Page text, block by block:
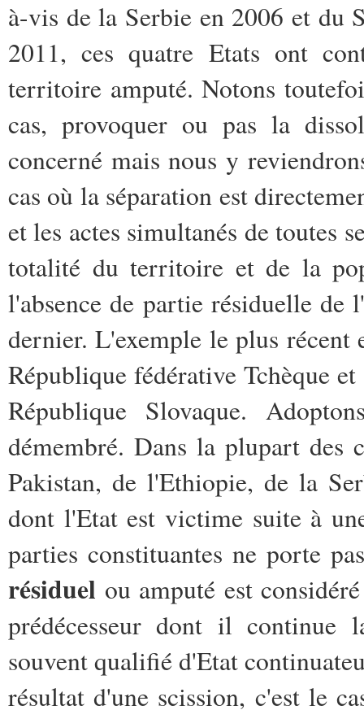
à-vis de la Serbie en 2006 et du
2011, ces quatre Etats ont
territoire amputé. Notons
cas, provoquer ou pas la
concerné mais nous y
cas où la séparation est
et les actes simultanés de toutes
totalité du territoire et de la
l'absence de partie résiduelle de
dernier. L'exemple le plus récent
République fédérative Tchèque
République Slovaque.
démembré. Dans la plupart des
Pakistan, de l'Ethiopie, de la
dont l'Etat est victime suite à
parties constituantes ne porte
résiduel ou amputé est
prédécesseur dont il continue
souvent qualifié d'Etat
résultat d'une scission, c'est le